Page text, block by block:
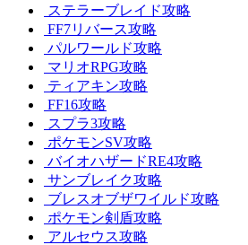
ステラーブレイド攻略
FF7リバース攻略
パルワールド攻略
マリオRPG攻略
ティアキン攻略
FF16攻略
スプラ3攻略
ポケモンSV攻略
バイオハザードRE4攻略
サンブレイク攻略
ブレスオブザワイルド攻略
ポケモン剣盾攻略
アルセウス攻略